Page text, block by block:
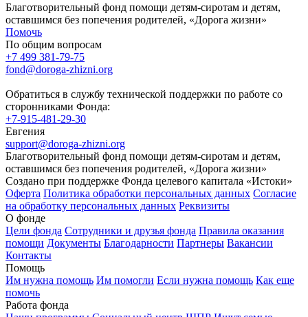
Благотворительный фонд помощи детям-сиротам и детям,
оставшимся без попечения родителей, «Дорога жизни»
Помочь
По общим вопросам
+7 499 381-79-75
fond@doroga-zhizni.org
Обратиться в службу технической поддержки по работе со
сторонниками Фонда:
+7-915-481-29-30
Евгения
support@doroga-zhizni.org
Благотворительный фонд помощи детям-сиротам и детям,
оставшимся без попечения родителей, «Дорога жизни»
Создано при поддержке Фонда целевого капитала «Истоки»
Оферта Политика обработки персональных данных Согласие
на обработку персональных данных Реквизиты
О фонде
Цели фонда Сотрудники и друзья фонда Правила оказания
помощи Документы Благодарности Партнеры Вакансии
Контакты
Помощь
Им нужна помощь Им помогли Если нужна помощь Как еще
помочь
Работа фонда